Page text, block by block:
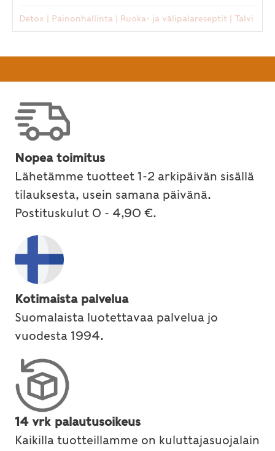
Detox | Painonhallinta | Ruoka- ja välipalareseptit | Talvi
Nopea toimitus
Lähetämme tuotteet 1-2 arkipäivän sisällä
tilauksesta, usein samana päivänä.
Postituskulut 0 - 4,90 €.
Kotimaista palvelua
Suomalaista luotettavaa palvelua jo
vuodesta 1994.
14 vrk palautusoikeus
Kaikilla tuotteillamme on kuluttajasuojalain